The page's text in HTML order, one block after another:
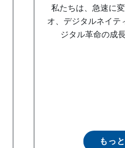
私たちは、急速に
オ、デジタルネイテ
ジタル革命の成
もっ